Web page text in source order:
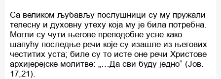
Са великом љубављу послушници су му пружали
телесну и духовну утеху која му је била потребна.
Могли су чути његове преподобне усне како
шапућу последње речи које су изашле из његових
честитих уста; биле су то исте оне речи Христове
архијерејске молитве: „…Да сви буду једно“ (Јов.
17,21).